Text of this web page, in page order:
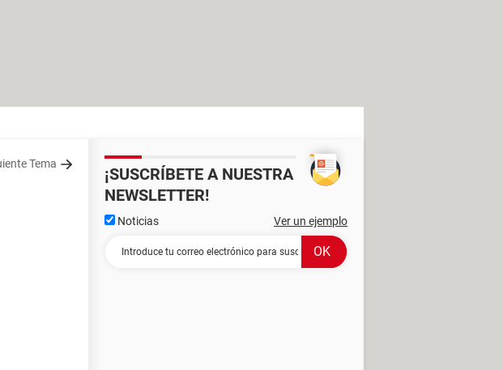
Tema
¡SUSCRÍBETE A NUESTRA
NEWSLETTER!
Noticias Ver un ejemplo